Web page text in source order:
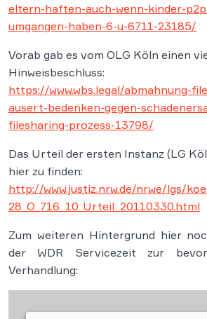
eltern-haften-auch-wenn-kinder-
umgangen-haben-6-u-6711-23185/
Vorab gab es vom OLG Köln einen
Hinweisbeschluss:
https://www.wbs.legal/abmahnung-
ausert-bedenken-gegen-
filesharing-prozess-13798/
Das Urteil der ersten Instanz (LG
hier zu finden:
http://www.justiz.nrw.de/nrwe/lgs/
28_O_716_10_Urteil_20110330.html
Zum weiteren Hintergrund hier
der WDR Servicezeit zur
Verhandlung: